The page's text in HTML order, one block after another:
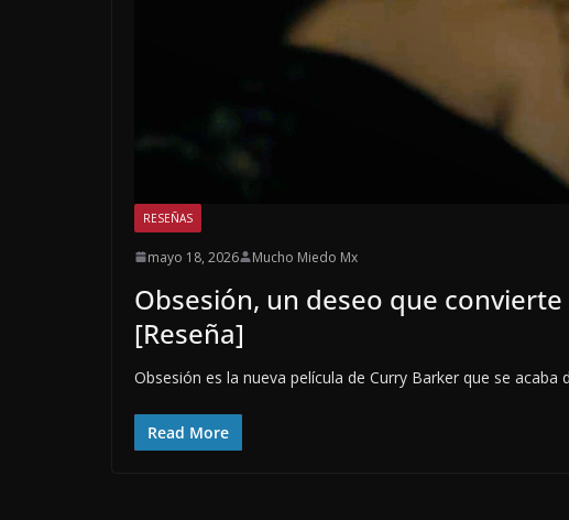
RESEÑAS
mayo 18, 2026 Mucho Miedo Mx
Obsesión, un deseo que
[Reseña]
Obsesión es la nueva película de Curry Barker que se acaba
Read More